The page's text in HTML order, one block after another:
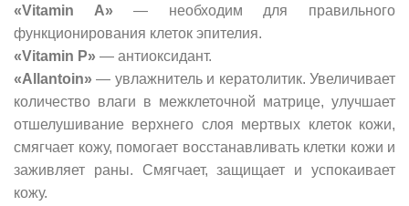
«Vitamin A» — необходим для правильного
функционирования клеток эпителия.
«Vitamin Р» — антиоксидант.
«Allantoin» — увлажнитель и кератолитик. Увеличивает
количество влаги в межклеточной матрице, улучшает
отшелушивание верхнего слоя мертвых клеток кожи,
смягчает кожу, помогает восстанавливать клетки кожи и
заживляет раны. Смягчает, защищает и успокаивает
кожу.